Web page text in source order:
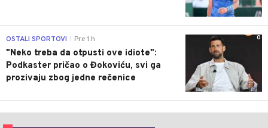
0
OSTALI SPORTOVI Pre 1 h
"Neko treba da otpusti ove idiote":
Podkaster pričao o Đokoviću, svi ga
prozivaju zbog jedne rečenice